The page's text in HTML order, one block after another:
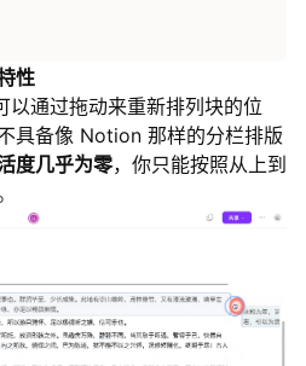
性
通过拖动来重新排列块的位
具备像 Notion 那样的分栏排版
度几乎为零，你只能按照从上到